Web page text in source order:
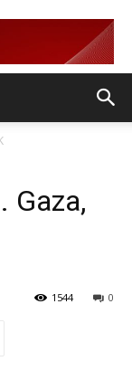
Gaza,
0
1544